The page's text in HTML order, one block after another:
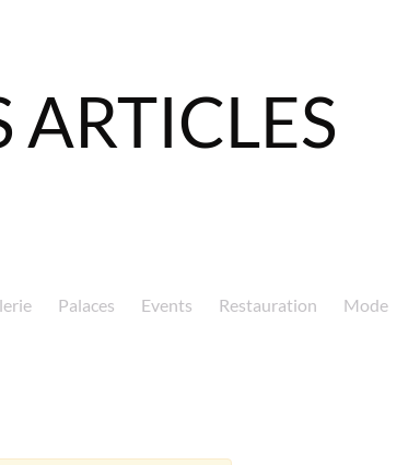
ARTICLES
Palaces Events Restauration Mode